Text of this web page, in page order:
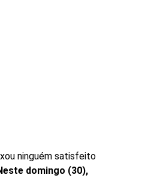
ninguém satisfeito
domingo (30),